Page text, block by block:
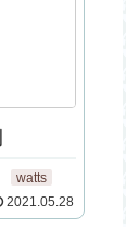
watts
2021.05.28